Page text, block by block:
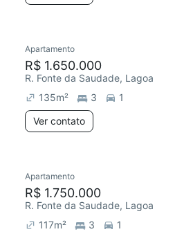
Redecorar
Apartamento
R$ 1.650.000
R. Fonte da Saudade, Lagoa
135m² 3
1
Ver contato
Redecorar
Apartamento
R$ 1.750.000
R. Fonte da Saudade, Lagoa
117m² 3
1